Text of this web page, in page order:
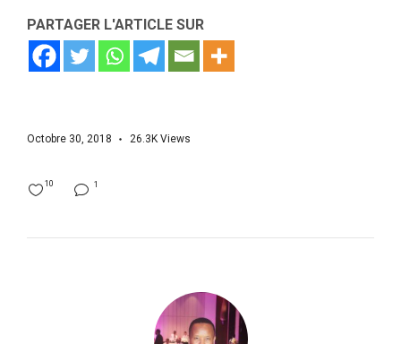
PARTAGER L'ARTICLE SUR
Octobre 30, 2018 26.3K Views
1
10